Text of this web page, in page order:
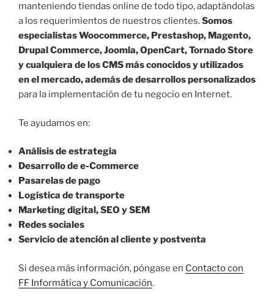
manteniendo tiendas online de todo tipo, adaptándolas
a los requerimientos de nuestros clientes.Somos
especialistas Woocommerce, Prestashop, Magento,
Drupal Commerce, Joomla, OpenCart, Tornado Store
y cualquiera de los CMS más conocidos y utilizados
en el mercado, además de desarrollos personalizados
para la implementación de tu negocio en Internet.
Te ayudamos en:
Análisis de estrategia
Desarrollo de e-Commerce
Pasarelas de pago
Logística de transporte
Marketing digital, SEO y SEM
Redes sociales
Servicio de atención al cliente y postventa
Si desea más información, póngase en Contacto con
FF Informática y Comunicación.